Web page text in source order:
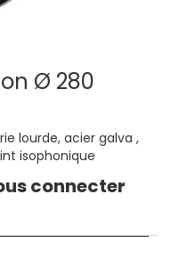
Ø 280
lourde, acier galva ,
isophonique
connecter